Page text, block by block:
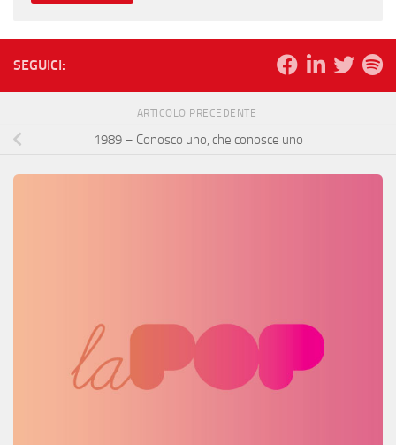
SEGUICI:
ARTICOLO PRECEDENTE
1989 – Conosco uno, che conosce uno